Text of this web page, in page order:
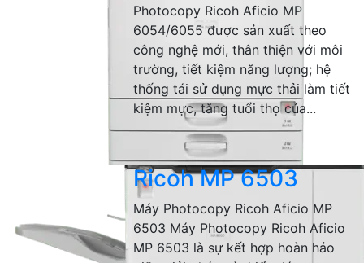
Photocopy Ricoh Aficio MP
6054/6055 được sản xuất theo
công nghệ mới, thân thiện với môi
trường, tiết kiệm năng lượng; hệ
thống tái sử dụng mực thải làm tiết
kiệm mực, tăng tuổi thọ của...
Ricoh MP 6503
Máy Photocopy Ricoh Aficio MP
6503 Máy Photocopy Ricoh Aficio
MP 6503 là sự kết hợp hoàn hảo